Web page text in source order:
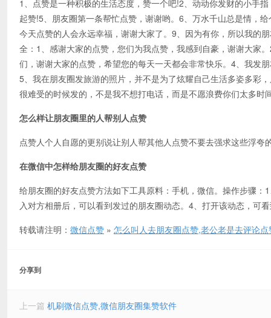
1、点赞是一种积极的生活态度，赞一个吧!2、动动你发财的小手
起赞!5、朋友圈第一条帮忙点赞，谢谢哟。6、万水千山总是情，
今天点赞的人会永远幸福，谢谢大家了。9、因为有你，所以我的
全：1、感谢大家的点赞，您们为我点赞，我感到自豪，谢谢大家
们，谢谢大家的点赞，希望您的每天一天都会非常快乐。4、我发
5、我在朋友圈发旅游的照片，并不是为了炫耀自己生活多姿多彩
很难受的时候发的，不是我不想打电话，而是不愿浪费你们太多时
怎么样让朋友圈里的人帮别人点赞
点赞人个人自愿的更别说让别人帮其他人点赞不要去强求这些浮夸
在微信中怎样给朋友圈的好友点赞
给朋友圈的好友点赞方法如下工具原料：手机，微信。操作步骤
入对方相册后，可以看到发过的朋友圈动态。4、打开该动态，可看
转载请注明： 微信点赞 » 怎么叫人去朋友圈点赞,老公老是去评论点
分享到
上一篇 机刷微信点赞,微信朋友圈集赞软件